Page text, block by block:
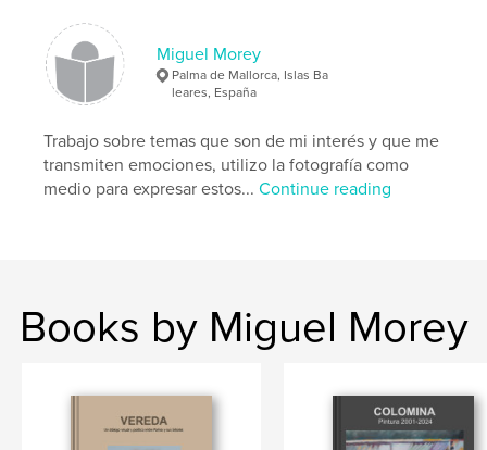
ISBN
Hardcover, ImageWrap: 9798319805775
Publish Date:
Oct 01, 2025
Keywords
fotolibro , , Fotografía artística
Miguel Morey
Palma de Mallorca, Islas Ba
leares, España
Trabajo sobre temas que son de mi interés y que me
transmiten emociones, utilizo la fotografía como
medio para expresar estos...Continue reading
Books by Miguel Morey